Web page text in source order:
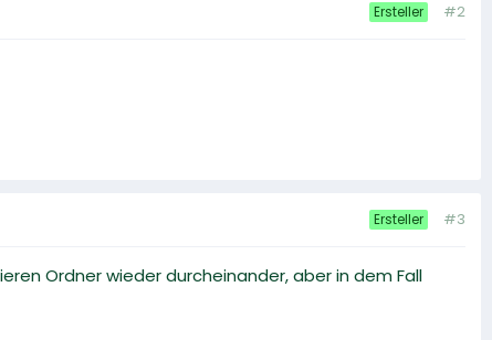
Ersteller #2
Ersteller #3
Ordner wieder durcheinander, aber in dem Fall